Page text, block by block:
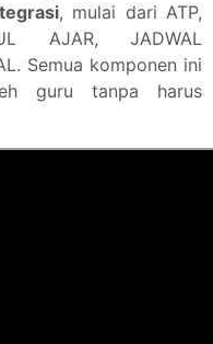
, mulai dari ATP,
AJAR, JADWAL
Semua komponen ini
guru tanpa harus